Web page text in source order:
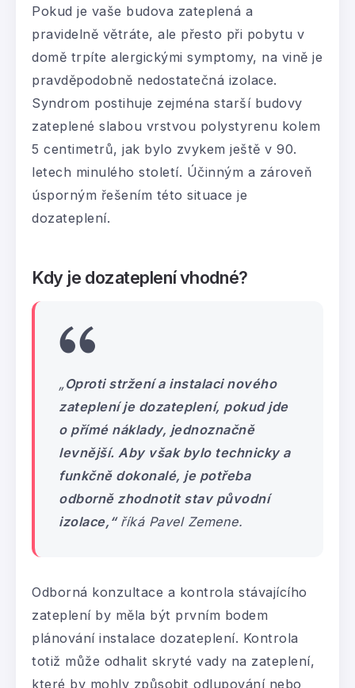
Pokud je vaše budova zateplená a
pravidelně větráte, ale přesto při pobytu v
domě trpíte alergickými symptomy, na vině je
pravděpodobně nedostatečná izolace.
Syndrom postihuje zejména starší budovy
zateplené slabou vrstvou polystyrenu kolem
5 centimetrů, jak bylo zvykem ještě v 90.
letech minulého století. Účinným a zároveň
úsporným řešením této situace je
dozateplení.
Kdy je dozateplení vhodné?
„Oproti stržení a instalaci nového
zateplení je dozateplení, pokud jde
o přímé náklady, jednoznačně
levnější. Aby však bylo technicky a
funkčně dokonalé, je potřeba
odborně zhodnotit stav původní
izolace,“říká Pavel Zemene.
Odborná konzultace a kontrola stávajícího
zateplení by měla být prvním bodem
plánování instalace dozateplení. Kontrola
totiž může odhalit skryté vady na zateplení,
které by mohly způsobit odlupování nebo